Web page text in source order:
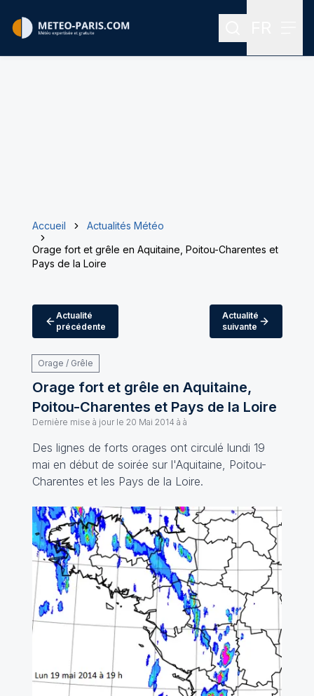
Rechercher
Accueil
Actualités Météo
Orage fort et grêle en Aquitaine, Poitou-Charentes et
Pays de la Loire
Actualité
précédente
Actualité
suivante
Orage / Grêle
Orage fort et grêle en Aquitaine,
Poitou-Charentes et Pays de la Loire
Dernière mise à jour le 20 Mai 2014 à à
Des lignes de forts orages ont circulé lundi 19
mai en début de soirée sur l'Aquitaine, Poitou-
Charentes et les Pays de la Loire.